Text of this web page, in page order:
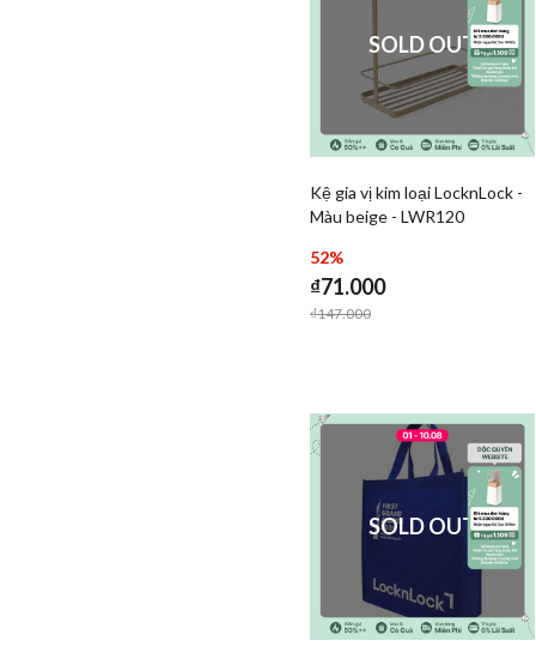
SOLD OUT
Add Kệ gia vị kim loại
Add
Kệ gia vị kim loại LocknLock -
Màu beige - LWR120
52%
₫71.000
Price reduced from
₫147.000to
SOLD OUT